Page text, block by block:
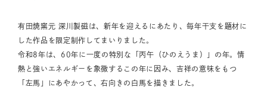
有田焼窯元 深川製磁は、新年を迎えるにあたり、毎年干支を題材に
した作品を限定制作してまいりました。
令和8年は、60年に一度の特別な「丙午（ひのえうま）」の年。情
熱と強いエネルギーを象徴するこの年に因み、吉祥の意味をもつ
「左馬」にあやかって、右向きの白馬を描きました。